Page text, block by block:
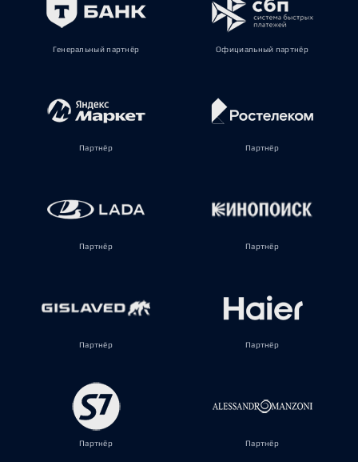
Генеральный партнёр Официальный партнёр
Партнёр Партнёр
Партнёр Партнёр
Партнёр Партнёр
Партнёр Партнёр